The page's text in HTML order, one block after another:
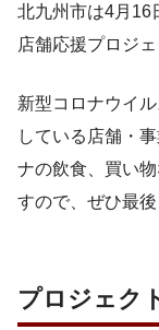
北九州市は4月16
店舗応援プロジ
新型コロナウイ
している店舗・
ナの飲食、買い
すので、ぜひ最後
プロジェク